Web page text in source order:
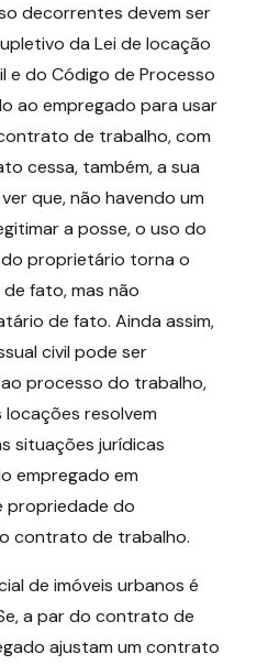
decorrentes devem ser
da Lei de locação
e do Código de Processo
ao empregado para usar
de trabalho, com
cessa, também, a sua
que, não havendo um
a posse, o uso do
proprietário torna o
fato, mas não
de fato. Ainda assim,
civil pode ser
processo do trabalho,
locações resolvem
situações jurídicas
empregado em
propriedade do
contrato de trabalho.
imóveis urbanos é
a par do contrato de
ajustam um contrato